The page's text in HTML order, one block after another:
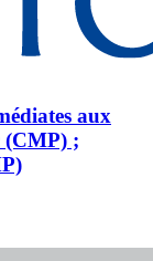
aux
(CMP) ;